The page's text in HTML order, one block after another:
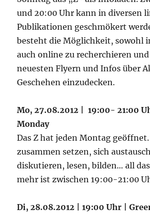
und 20:00 Uhr kann in diversen
Publikationen geschmökert
besteht die Möglichkeit, sowohl
auch online zu recherchieren
neuesten Flyern und Infos über
Geschehen einzudecken.
Mo, 27.08.2012 | 19:00- 21:00
Monday
Das Z hat jeden Montag geöffnet.
zusammen setzen, sich
diskutieren, lesen, bilden… all
mehr ist zwischen 19:00-21:00
Di, 28.08.2012 | 19:00 Uhr |